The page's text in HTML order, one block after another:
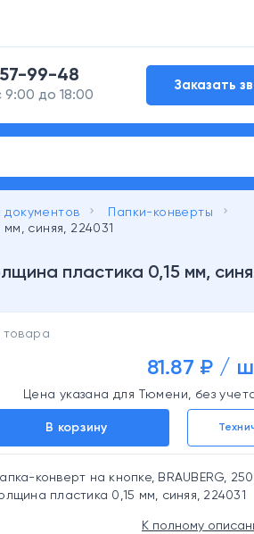
57-99-48
9:00 до 18:00
Заказать
документов keyboard_arrow_right Папки-конверты keyboard_arrow_right
синяя, 224031
пластика 0,15 мм,
товара
81.87 ₽ /
Цена указана для Тюмени, без
В корзину
конверт на кнопке, BRAUBERG,
пластика 0,15 мм, синяя, 224031
К полному